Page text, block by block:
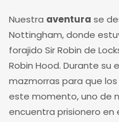
Nuestra aventura se
Nottingham, donde
forajido Sir Robin de
Robin Hood. Durante su
mazmorras para que los
este momento, uno de
encuentra prisionero en